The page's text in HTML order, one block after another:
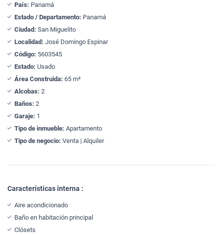
País: Panamá
Estado / Departamento: Panamá
Ciudad: San Miguelito
Localidad: José Domingo Espinar
Código: 5603545
Estado: Usado
Área Construida: 65 m²
Alcobas: 2
Baños: 2
Garaje: 1
Tipo de inmueble: Apartamento
Tipo de negocio: Venta | Alquiler
Características interna :
Aire acondicionado
Baño en habitación principal
Clósets